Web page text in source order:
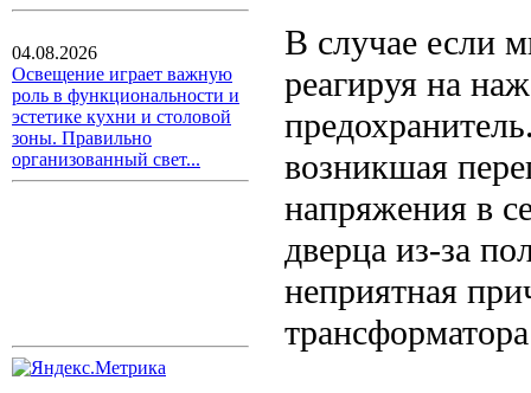
04.08.2026
Освещение играет важную
роль в функциональности и
эстетике кухни и столовой
зоны. Правильно
организованный свет...
В случае если
реагируя на
возникшая
напряжения в
дверца из-за
неприятная